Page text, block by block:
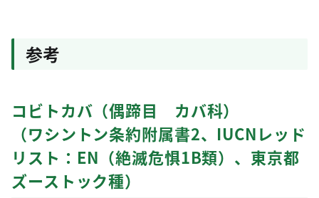
参考
コビトカバ（偶蹄目 カバ科）
（ワシントン条約附属書2、IUCNレッド
リスト：EN（絶滅危惧1B類）、東京都
ズーストック種）